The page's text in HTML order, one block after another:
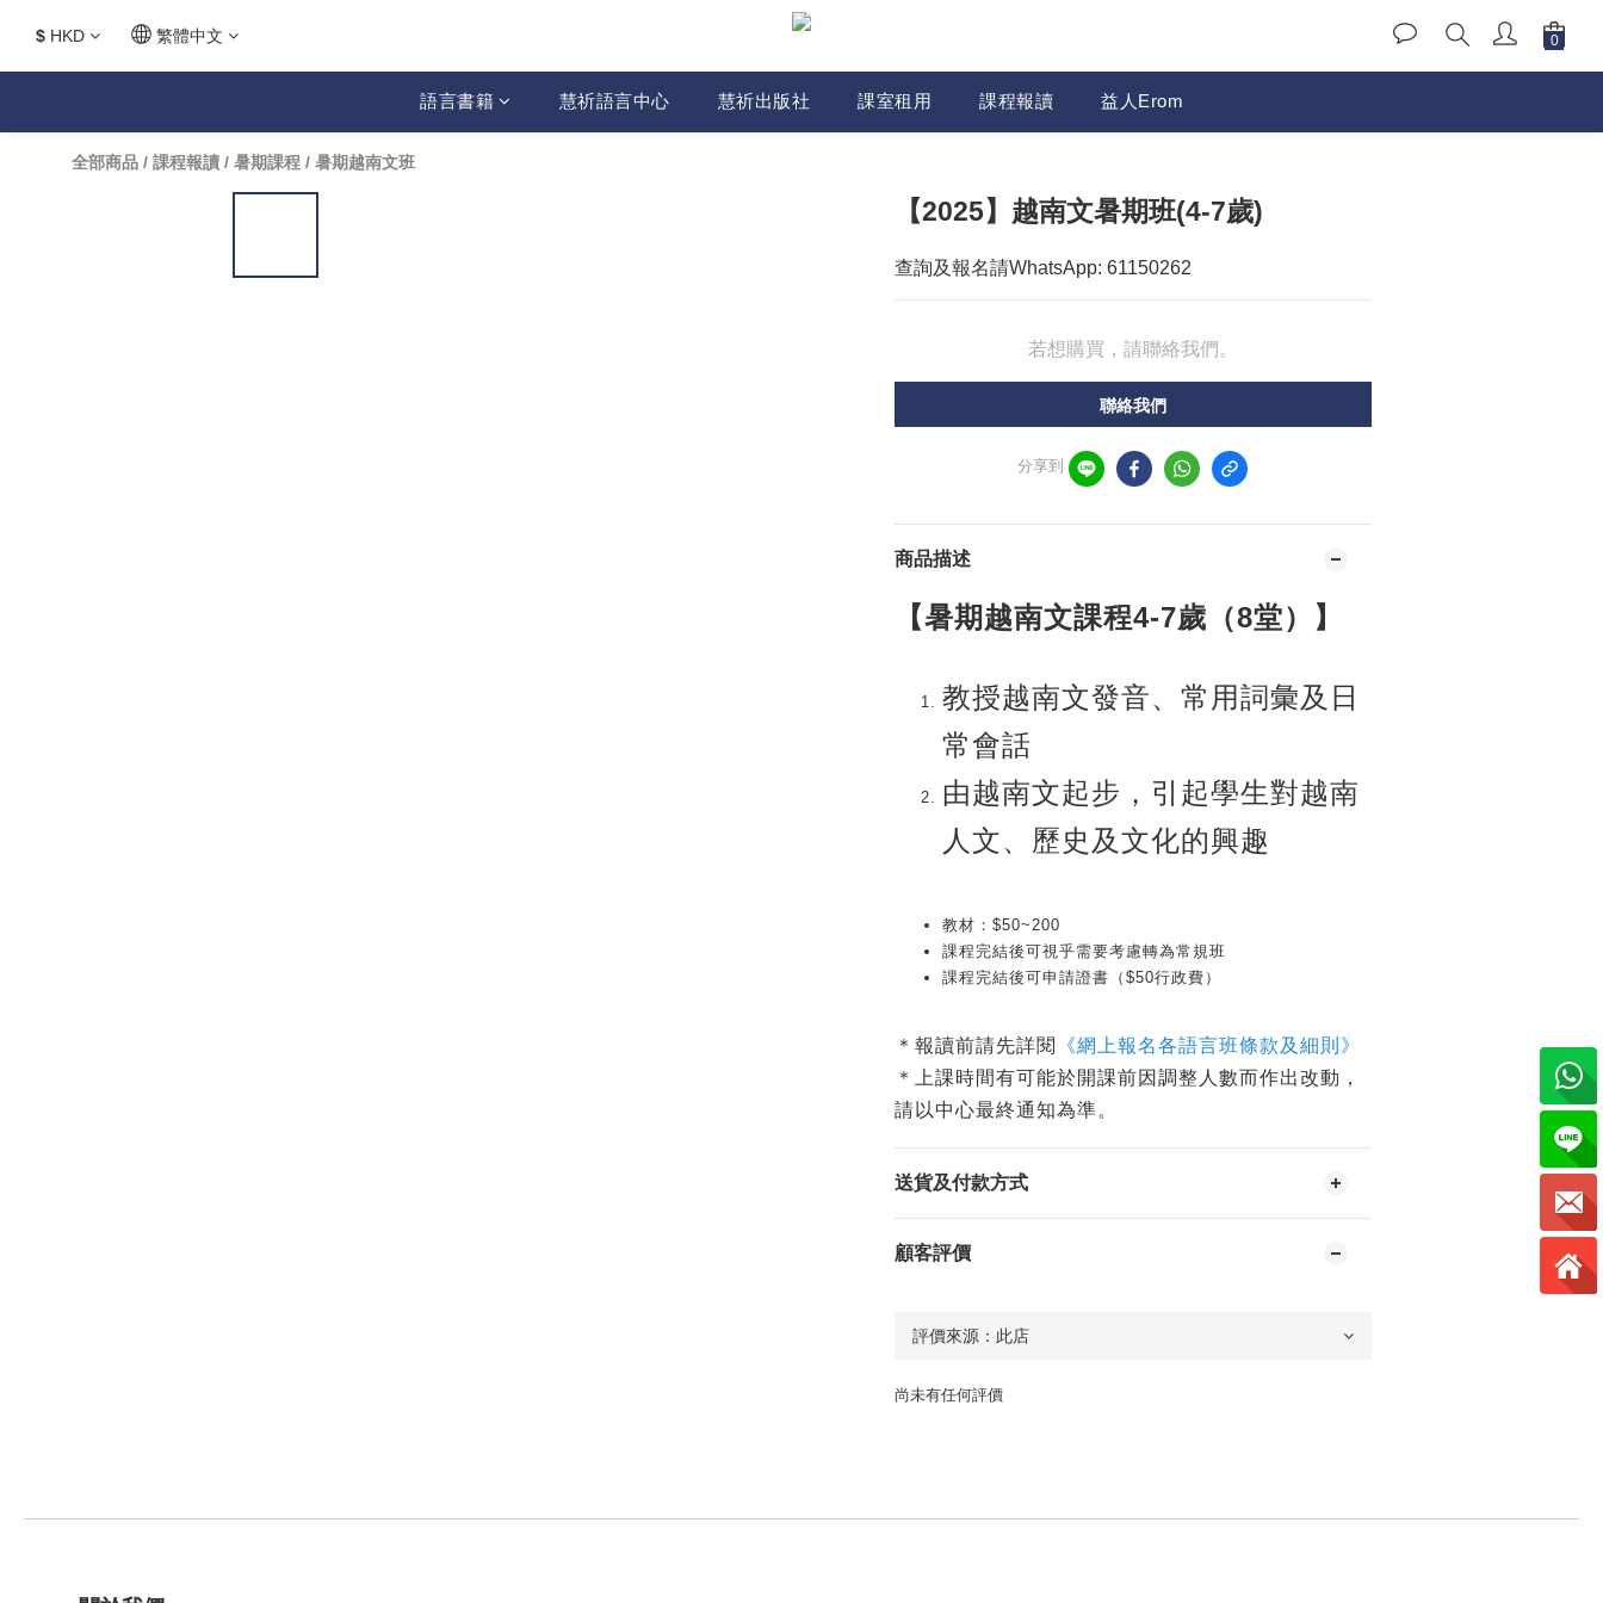
$ HKD 繁體中文
語言書籍 慧祈語言中心 慧祈出版社 課室租用 課程報讀 益人Erom
全部商品 / 課程報讀 / 暑期課程 / 暑期越南文班
【2025】越南文暑期班(4-7歲)
查詢及報名請WhatsApp: 61150262
若想購買，請聯絡我們。
聯絡我們
分享到
商品描述
【暑期越南文課程4-7歲（8堂）】
教授越南文發音、常用詞彙及日
常會話
由越南文起步，引起學生對越南
人文、歷史及文化的興趣
教材：$50~200
課程完結後可視乎需要考慮轉為常規班
課程完結後可申請證書（$50行政費）
＊報讀前請先詳閱
《網上報名各語言班條款及細則》
＊上課時間有可能於開課前因調整人數而作出改動，
請以中心最終通知為準。
送貨及付款方式
顧客評價
尚未有任何評價